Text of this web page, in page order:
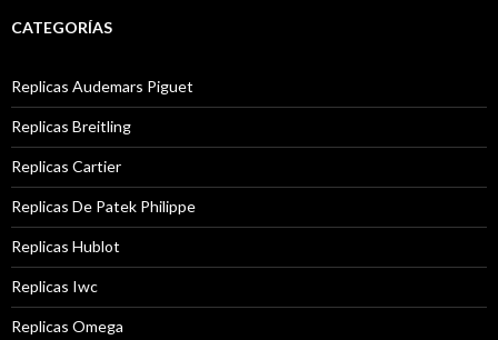
CATEGORÍAS
Replicas Audemars Piguet
Replicas Breitling
Replicas Cartier
Replicas De Patek Philippe
Replicas Hublot
Replicas Iwc
Replicas Omega